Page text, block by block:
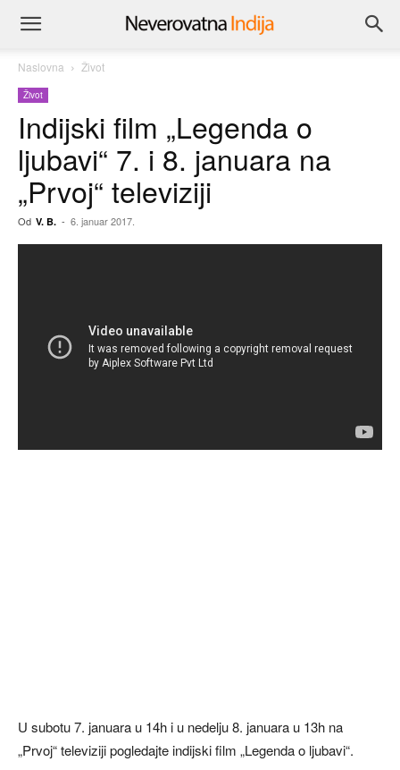
Naslovna Život
Život
Indijski film „Legenda o
ljubavi“ 7. i 8. januara na
„Prvoj“ televiziji
Od V. B. - 6. januar 2017.
U subotu 7. januara u 14h i u nedelju 8. januara u 13h na
„Prvoj“ televiziji pogledajte indijski film „Legenda o ljubavi“.